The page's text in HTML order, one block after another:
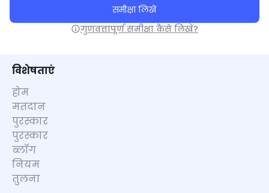
समीक्षा लिखें
गुणवत्तापूर्ण समीक्षा कैसे लिखें?
विशेषताएं
होम
मतदान
पुरस्कार
पुरस्कार
ब्लॉग
नियम
तुलना